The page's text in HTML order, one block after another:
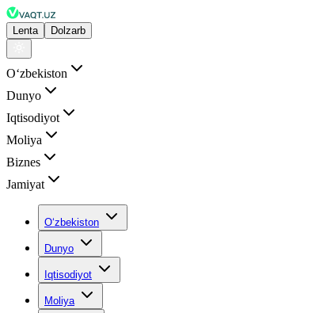
Lenta Dolzarb
Oʻzbekiston
Dunyo
Iqtisodiyot
Moliya
Biznes
Jamiyat
Oʻzbekiston
Dunyo
Iqtisodiyot
Moliya